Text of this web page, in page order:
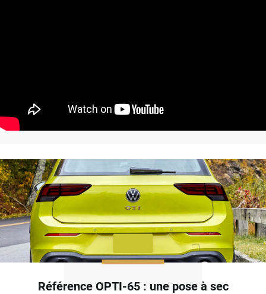
Référence OPTI-65 : une pose à sec